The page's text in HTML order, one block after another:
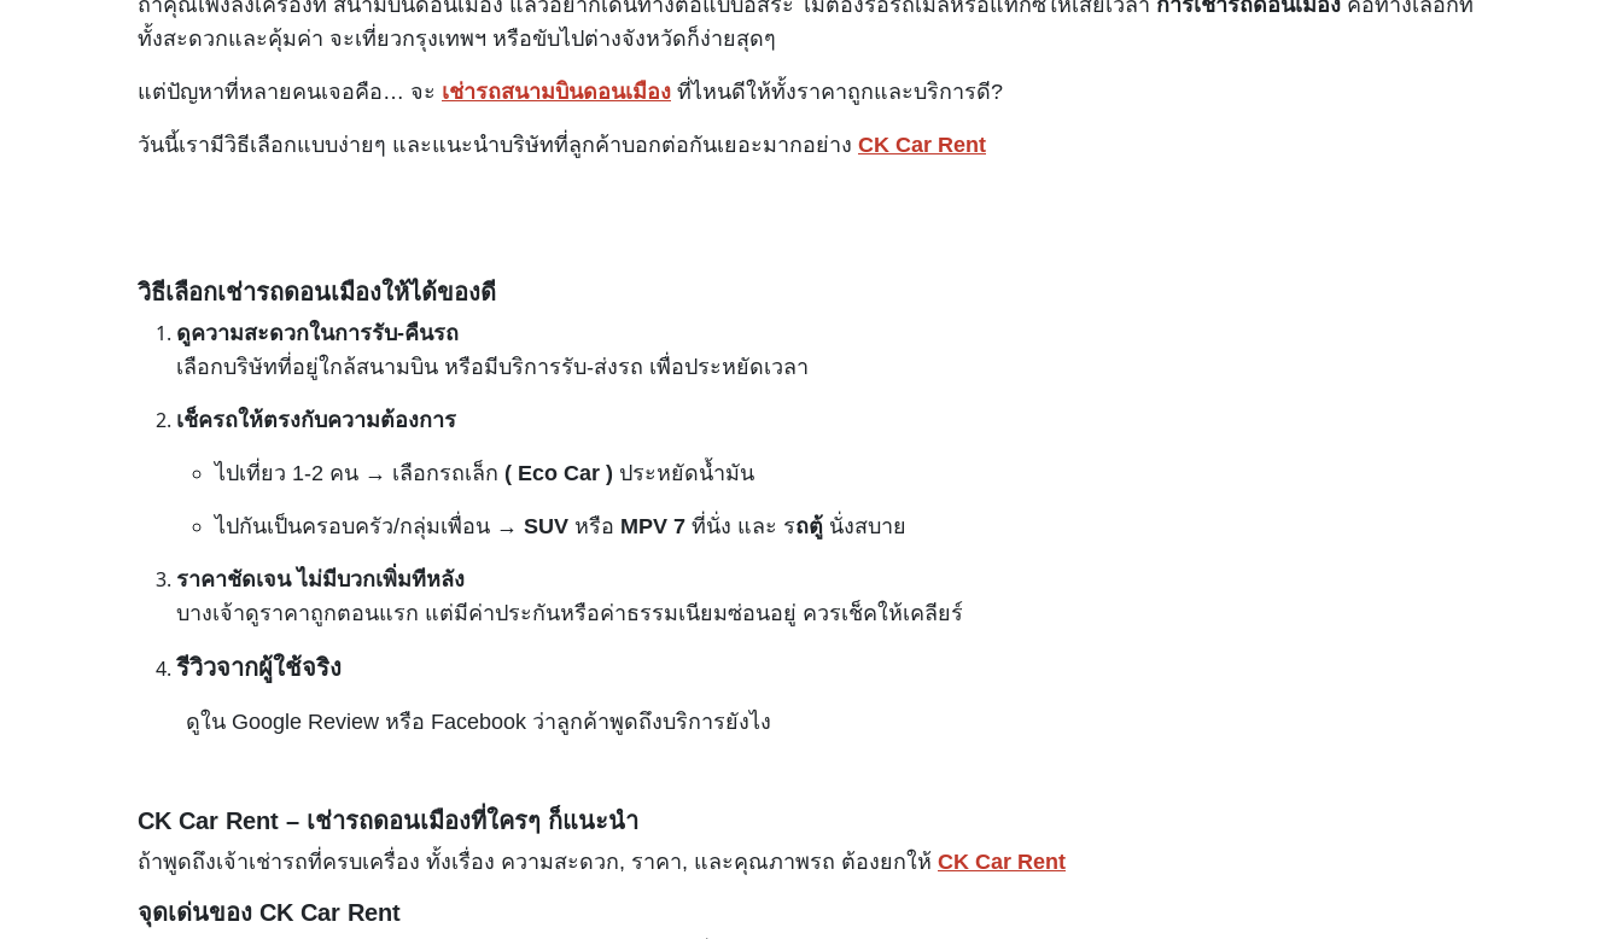
ทั้งสะดวกและคุ้มค่า จะเที่ยวกรุงเทพฯ หรือขับไปต่างจังหวัดก็ง่ายสุดๆ
แต่ปัญหาที่หลายคนเจอคือ… จะ เช่ารถสนามบินดอนเมือง ที่ไหนดีให้ทั้งราคาถูกและบริการดี?
วันนี้เรามีวิธีเลือกแบบง่ายๆ และแนะนำบริษัทที่ลูกค้าบอกต่อกันเยอะมากอย่าง CK Car Rent
วิธีเลือกเช่ารถดอนเมืองให้ได้ของดี
ดูความสะดวกในการรับ-คืนรถ
เลือกบริษัทที่อยู่ใกล้สนามบิน หรือมีบริการรับ-ส่งรถ เพื่อประหยัดเวลา
เช็ครถให้ตรงกับความต้องการ
ไปเที่ยว 1-2 คน → เลือกรถเล็ก ( Eco Car ) ประหยัดน้ำมัน
ไปกันเป็นครอบครัว/กลุ่มเพื่อน → SUV หรือ MPV 7 ที่นั่ง และ รถตู้ นั่งสบาย
ราคาชัดเจน ไม่มีบวกเพิ่มทีหลัง
บางเจ้าดูราคาถูกตอนแรก แต่มีค่าประกันหรือค่าธรรมเนียมซ่อนอยู่ ควรเช็คให้เคลียร์
รีวิวจากผู้ใช้จริง
ดูใน Google Review หรือ Facebook ว่าลูกค้าพูดถึงบริการยังไง
CK Car Rent – เช่ารถดอนเมืองที่ใครๆ ก็แนะนำ
ถ้าพูดถึงเจ้าเช่ารถที่ครบเครื่อง ทั้งเรื่อง ความสะดวก, ราคา, และคุณภาพรถ ต้องยกให้ CK Car Rent
จุดเด่นของ CK Car Rent